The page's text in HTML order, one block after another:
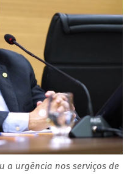
a urgência nos serviços de